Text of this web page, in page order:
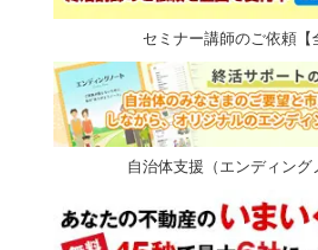
セミナー講師のご依頼【
自治体支援（エンディング